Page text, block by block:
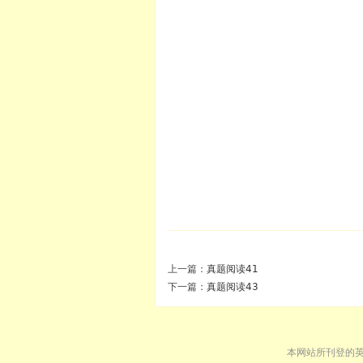
上一篇： 真题阅读41
下一篇： 真题阅读43
本网站所刊登的